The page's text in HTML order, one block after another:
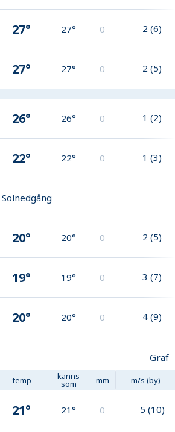
27° 27° 0 2 (6)
27° 27° 0 2 (5)
26° 26° 0 1 (2)
22° 22° 0 1 (3)
Solnedgång
20° 20° 0 2 (5)
19° 19° 0 3 (7)
20° 20° 0 4 (9)
Graf
temp känns
som mm m/s (by)
21° 21° 0 5 (10)